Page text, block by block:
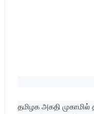
தமிழக அகதி